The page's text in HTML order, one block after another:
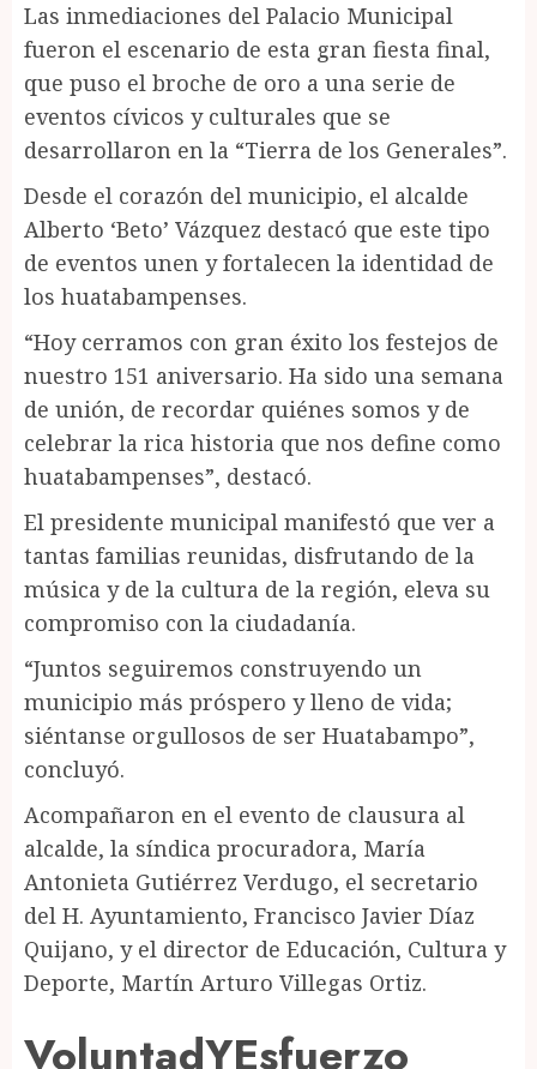
Las inmediaciones del Palacio Municipal
fueron el escenario de esta gran fiesta final,
que puso el broche de oro a una serie de
eventos cívicos y culturales que se
desarrollaron en la “Tierra de los Generales”.
Desde el corazón del municipio, el alcalde
Alberto ‘Beto’ Vázquez destacó que este tipo
de eventos unen y fortalecen la identidad de
los huatabampenses.
“Hoy cerramos con gran éxito los festejos de
nuestro 151 aniversario. Ha sido una semana
de unión, de recordar quiénes somos y de
celebrar la rica historia que nos define como
huatabampenses”, destacó.
El presidente municipal manifestó que ver a
tantas familias reunidas, disfrutando de la
música y de la cultura de la región, eleva su
compromiso con la ciudadanía.
“Juntos seguiremos construyendo un
municipio más próspero y lleno de vida;
siéntanse orgullosos de ser Huatabampo”,
concluyó.
Acompañaron en el evento de clausura al
alcalde, la síndica procuradora, María
Antonieta Gutiérrez Verdugo, el secretario
del H. Ayuntamiento, Francisco Javier Díaz
Quijano, y el director de Educación, Cultura y
Deporte, Martín Arturo Villegas Ortiz.
VoluntadYEsfuerzo